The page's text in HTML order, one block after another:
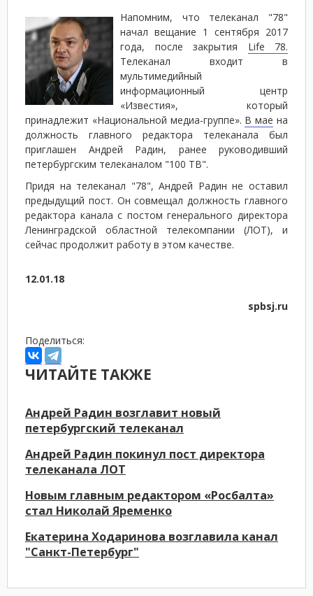
Напомним, что телеканал "78"
начал вещание 1 сентября 2017
года, после закрытия Life 78.
Телеканал входит в
мультимедийный
информационный центр
«Известия», который
принадлежит «Национальной медиа-группе». В мае на
должность главного редактора телеканала был
приглашен Андрей Радин, ранее руководивший
петербургским телеканалом "100 ТВ".
Придя на телеканал "78", Андрей Радин не оставил
предыдущий пост. Он совмещал должность главного
редактора канала с постом генерального директора
Ленинградской областной телекомпании (ЛОТ), и
сейчас продолжит работу в этом качестве.
12.01.18
spbsj.ru
Поделиться:
ЧИТАЙТЕ ТАКЖЕ
Андрей Радин возглавит новый
петербургский телеканал
Андрей Радин покинул пост директора
телеканала ЛОТ
Новым главным редактором «Росбалта»
стал Николай Яременко
Екатерина Ходаринова возглавила канал
"Санкт-Петербург"